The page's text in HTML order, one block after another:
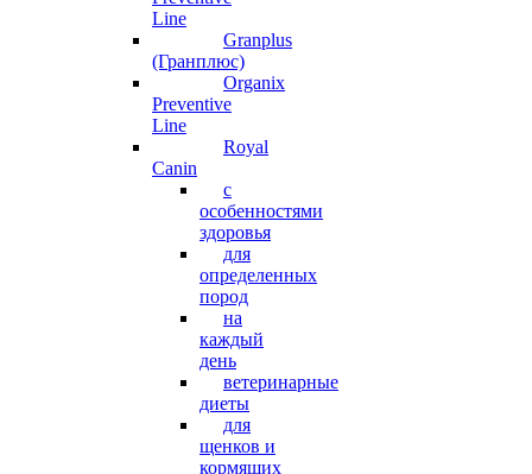
Line
Granplus
(Гранплюс)
Organix
Preventive
Line
Royal
Canin
с
особенностями
здоровья
для
определенных
пород
на
каждый
день
ветеринарные
диеты
для
щенков и
кормящих